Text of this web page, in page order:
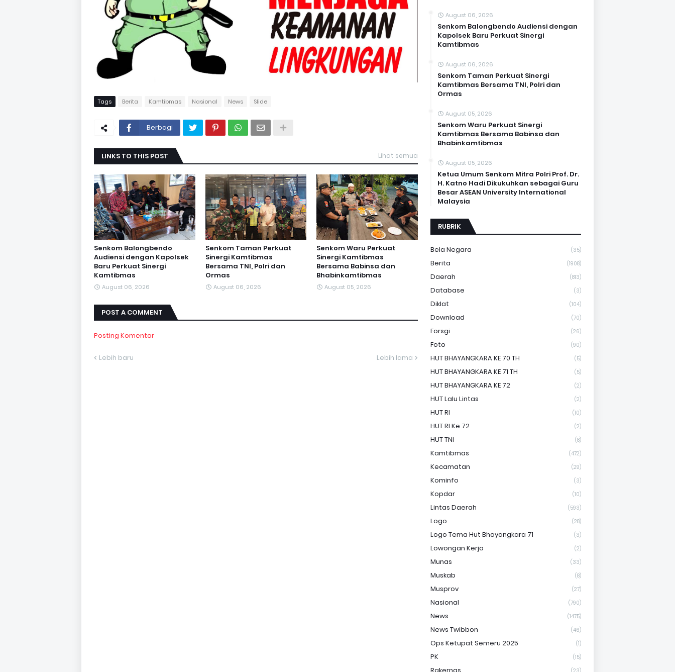
Tags Berita Kamtibmas Nasional News Slide
Berbagi
LINKS TO THIS POST Lihat semua
Senkom Balongbendo
Audiensi dengan Kapolsek
Baru Perkuat Sinergi
Kamtibmas
August 06, 2026
Senkom Taman Perkuat
Sinergi Kamtibmas
Bersama TNI, Polri dan
Ormas
August 06, 2026
Senkom Waru Perkuat
Sinergi Kamtibmas
Bersama Babinsa dan
Bhabinkamtibmas
August 05, 2026
POST A COMMENT
Posting Komentar
Lebih baru Lebih lama
August 06, 2026
Senkom Balongbendo Audiensi dengan
Kapolsek Baru Perkuat Sinergi
Kamtibmas
August 06, 2026
Senkom Taman Perkuat Sinergi
Kamtibmas Bersama TNI, Polri dan
Ormas
August 05, 2026
Senkom Waru Perkuat Sinergi
Kamtibmas Bersama Babinsa dan
Bhabinkamtibmas
August 05, 2026
Ketua Umum Senkom Mitra Polri Prof. Dr.
H. Katno Hadi Dikukuhkan sebagai Guru
Besar ASEAN University International
Malaysia
RUBRIK
Bela Negara (35)
Berita (1908)
Daerah (813)
Database (3)
Diklat (104)
Download (70)
Forsgi (26)
Foto (90)
HUT BHAYANGKARA KE 70 TH (5)
HUT BHAYANGKARA KE 71 TH (5)
HUT BHAYANGKARA KE 72 (2)
HUT Lalu Lintas (2)
HUT RI (10)
HUT RI Ke 72 (2)
HUT TNI (8)
Kamtibmas (472)
Kecamatan (29)
Kominfo (3)
Kopdar (10)
Lintas Daerah (593)
Logo (28)
Logo Tema Hut Bhayangkara 71 (3)
Lowongan Kerja (2)
Munas (33)
Muskab (8)
Musprov (27)
Nasional (790)
News (1475)
News Twibbon (46)
Ops Ketupat Semeru 2025 (1)
PK (15)